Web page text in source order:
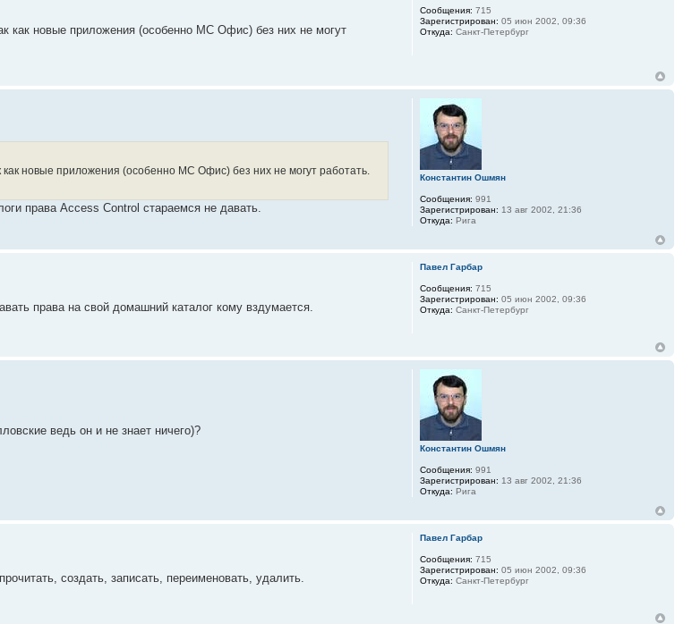
как новые приложения (особенно МС Офис) без них не могут
Сообщения: 715
Зарегистрирован: 05 июн 2002, 09:36
Откуда: Санкт-Петербург
как новые приложения (особенно МС Офис) без них не могут работать.
права Access Control стараемся не давать.
Константин Ошмян
Сообщения: 991
Зарегистрирован: 13 авг 2002, 21:36
Откуда: Рига
права на свой домашний каталог кому вздумается.
Павел Гарбар
Сообщения: 715
Зарегистрирован: 05 июн 2002, 09:36
Откуда: Санкт-Петербург
ведь он и не знает ничего)?
Константин Ошмян
Сообщения: 991
Зарегистрирован: 13 авг 2002, 21:36
Откуда: Рига
создать, записать, переименовать, удалить.
Павел Гарбар
Сообщения: 715
Зарегистрирован: 05 июн 2002, 09:36
Откуда: Санкт-Петербург